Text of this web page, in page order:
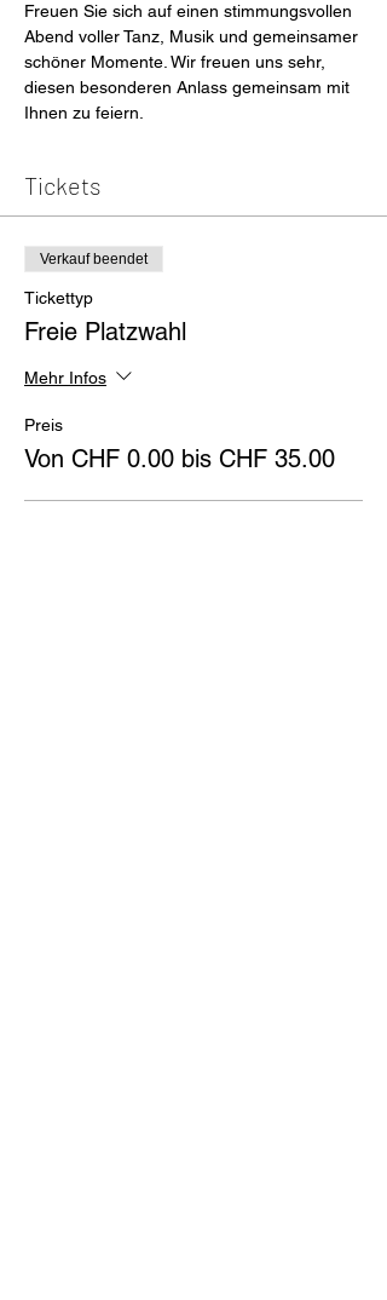
Freuen Sie sich auf einen stimmungsvollen
Abend voller Tanz, Musik und gemeinsamer
schöner Momente. Wir freuen uns sehr,
diesen besonderen Anlass gemeinsam mit
Ihnen zu feiern.
Tickets
Verkauf beendet
Tickettyp
Freie Platzwahl
Mehr Infos
Preis
Von CHF 0.00 bis CHF 35.00